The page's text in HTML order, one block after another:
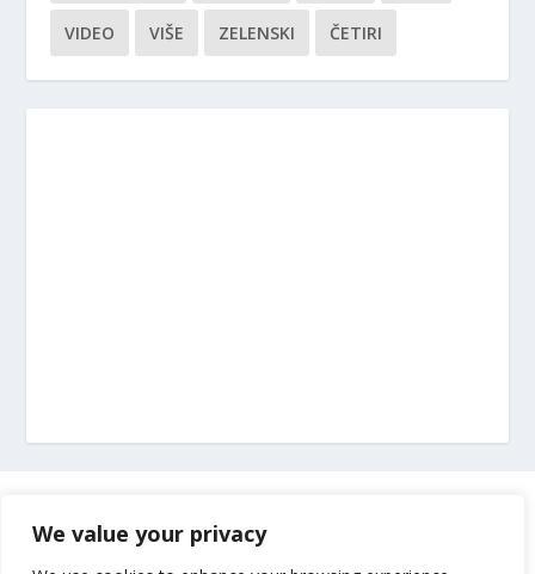
We value your privacy
VIDEO VIŠE ZELENSKI ČETIRI
Impressum